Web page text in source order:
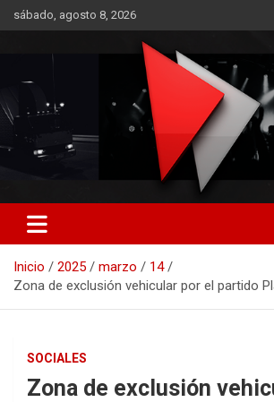
Saltar
al
sábado, agosto 8, 2026
RO CONTENIDOS
Inicio 2025 marzo
14
Zona de exclusión vehicular por el partido
SOCIALES
Zona de exclusión